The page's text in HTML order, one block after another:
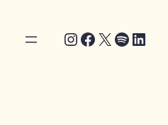
Instagram
Facebook
X Spotify